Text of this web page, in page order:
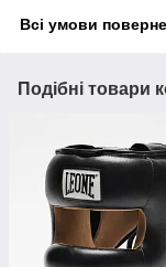
Всі умови
Подібні товари